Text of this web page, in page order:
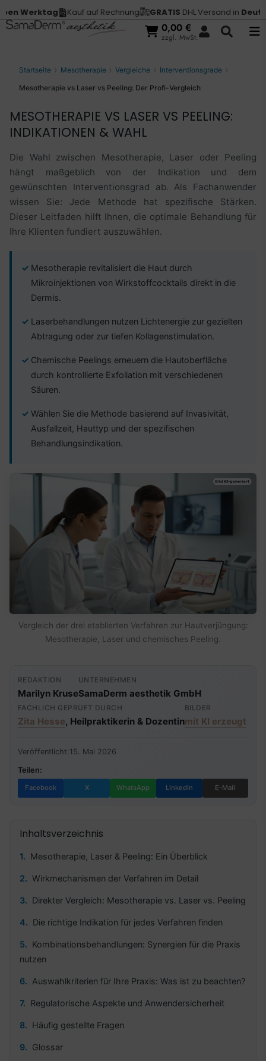
Kauf auf Rechnung GRATISDHL Versand inDeutschland
0,00 €
zzgl. MwSt.
Startseite Mesotherapie Vergleiche Interventionsgrade
Mesotherapie vs Laser vs Peeling: Der Profi-Vergleich
MESOTHERAPIE VS LASER VS PEELING:
INDIKATIONEN & WAHL
Die Wahl zwischen Mesotherapie, Laser oder Peeling
hängt maßgeblich von der Indikation und dem
gewünschten Interventionsgrad ab. Als Fachanwender
wissen Sie: Jede Methode hat spezifische Stärken.
Dieser Leitfaden hilft Ihnen, die optimale Behandlung für
Ihre Klienten fundiert auszuwählen.
Mesotherapie revitalisiert die Haut durch
Mikroinjektionen von Wirkstoffcocktails direkt in die
Dermis.
Laserbehandlungen nutzen Lichtenergie zur gezielten
Abtragung oder zur tiefen Kollagenstimulation.
Chemische Peelings erneuern die Hautoberfläche
durch kontrollierte Exfoliation mit verschiedenen
Säuren.
Wählen Sie die Methode basierend auf Invasivität,
Ausfallzeit, Hauttyp und der spezifischen
Behandlungsindikation.
Vergleich der drei etablierten Verfahren zur Hautverjüngung:
Mesotherapie, Laser und chemisches Peeling.
REDAKTION
Marilyn Kruse
UNTERNEHMEN
SamaDerm aesthetik GmbH
FACHLICH GEPRÜFT DURCH
Zita Hesse, Heilpraktikerin & Dozentin
BILDER
mit KI erzeugt
Veröffentlicht: 15. Mai 2026
Teilen:
Facebook X WhatsApp LinkedIn E-Mail
Inhaltsverzeichnis
Mesotherapie, Laser & Peeling: Ein Überblick
Wirkmechanismen der Verfahren im Detail
Direkter Vergleich: Mesotherapie vs. Laser vs. Peeling
Die richtige Indikation für jedes Verfahren finden
Kombinationsbehandlungen: Synergien für die Praxis
nutzen
Auswahlkriterien für Ihre Praxis: Was ist zu beachten?
Regulatorische Aspekte und Anwendersicherheit
Häufig gestellte Fragen
Glossar